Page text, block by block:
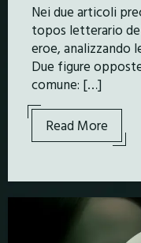
Nei due articoli
topos letterario
eroe, analizzando
Due figure
comune: […]
Read More